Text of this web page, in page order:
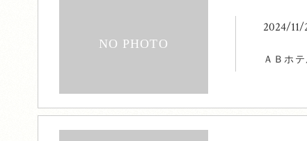
2024/11/
ＡＢホ